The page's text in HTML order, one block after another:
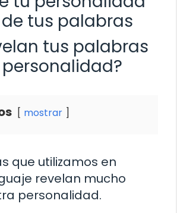
tus palabras
tus palabras
mostrar
que utilizamos en
revelan mucho
personalidad.